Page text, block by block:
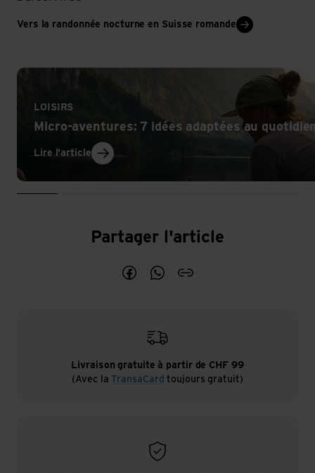
Vers la randonnée nocturne en Suisse romande
LOISIRS
Micro-aventures: 7 idées adaptées au
Lire l'article
Lire l'article
Partager l'article
Livraison gratuite à partir de CHF 99
(Avec la TransaCard toujours gratuit)